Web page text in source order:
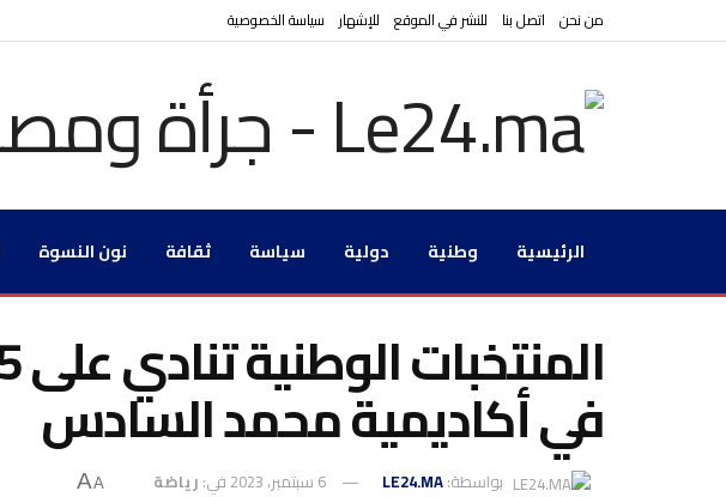
من نحن اتصل بنا للنشر في الموقع للإشهار سياسة الخصوصية
الرئيسية وطنية دولية سياسة ثقافة نون النسوة
في أكاديمية محمد السادس
بواسطة:LE24.MA 6 سبتمبر، 2023 في: رياضة A
A